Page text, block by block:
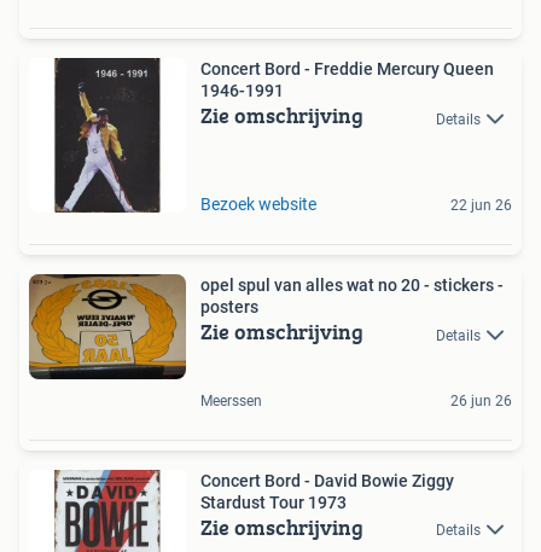
Concert Bord - Freddie Mercury Queen
1946-1991
Zie omschrijving Details
Bezoek website 22 jun 26
opel spul van alles wat no 20 - stickers -
posters
Zie omschrijving Details
Meerssen 26 jun 26
Concert Bord - David Bowie Ziggy
Stardust Tour 1973
Zie omschrijving Details